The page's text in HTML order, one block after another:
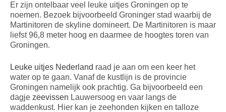
Er zijn ontelbaar veel leuke uitjes Groningen op te
noemen. Bezoek bijvoorbeeld Groninger stad waarbij de
Martinitoren de skyline domineert. De Martinitoren is maar
liefst 96,8 meter hoog en daarmee de hoogtes toren van
Groningen.
Leuke uitjes Nederland raad je aan om een keer het
water op te gaan. Vanaf de kustlijn is de provincie
Groningen namelijk ook prachtig. Ga bijvoorbeeld een
dagje zeevissen Lauwersoog en vaar langs de
waddenkust. Hier kan je zeehonden kijken en talloze